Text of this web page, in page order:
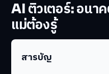
AI ติวเตอร์: อนา
แม่ต้องรู้
สารบัญ